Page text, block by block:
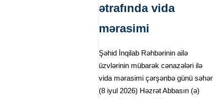
ətrafında vida
mərasimi
Şəhid İnqilab Rəhbərinin ailə
üzvlərinin mübarək cənazələri ilə
vida mərasimi çərşənbə günü səhər
(8 iyul 2026) Həzrət Abbasın (ə)